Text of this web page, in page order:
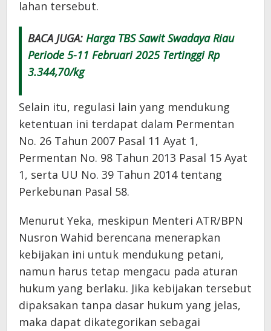
lahan tersebut.
BACA JUGA: Harga TBS Sawit Swadaya Riau
Periode 5-11 Februari 2025 Tertinggi Rp
3.344,70/kg
Selain itu, regulasi lain yang mendukung
ketentuan ini terdapat dalam Permentan
No. 26 Tahun 2007 Pasal 11 Ayat 1,
Permentan No. 98 Tahun 2013 Pasal 15 Ayat
1, serta UU No. 39 Tahun 2014 tentang
Perkebunan Pasal 58.
Menurut Yeka, meskipun Menteri ATR/BPN
Nusron Wahid berencana menerapkan
kebijakan ini untuk mendukung petani,
namun harus tetap mengacu pada aturan
hukum yang berlaku. Jika kebijakan tersebut
dipaksakan tanpa dasar hukum yang jelas,
maka dapat dikategorikan sebagai